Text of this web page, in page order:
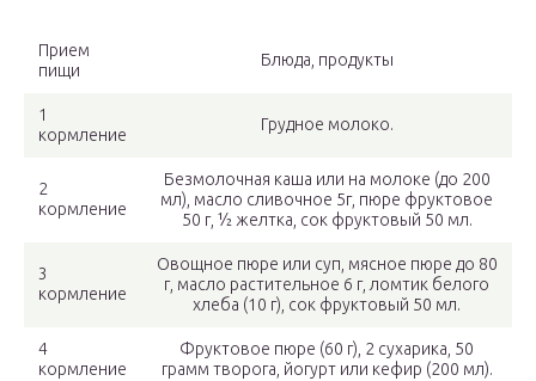
Прием
пищи
Блюда, продукты
1
кормление
Грудное молоко.
2
кормление
Безмолочная каша или на молоке (до 200
мл), масло сливочное 5г, пюре фруктовое
50 г, ½ желтка, сок фруктовый 50 мл.
3
кормление
Овощное пюре или суп, мясное пюре до 80
г, масло растительное 6 г, ломтик белого
хлеба (10 г), сок фруктовый 50 мл.
4
кормление
Фруктовое пюре (60 г), 2 сухарика, 50
грамм творога, йогурт или кефир (200 мл).